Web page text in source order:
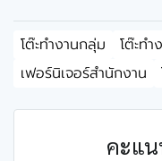
โต๊ะทำงานกลุ่ม โต๊ะทำ
เฟอร์นิเจอร์สำนักงาน
คะแ